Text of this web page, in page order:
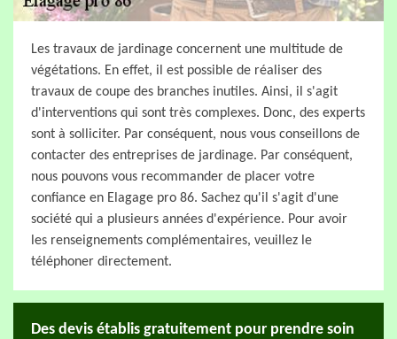
Les travaux de jardinage concernent une multitude de
végétations. En effet, il est possible de réaliser des
travaux de coupe des branches inutiles. Ainsi, il s'agit
d'interventions qui sont très complexes. Donc, des experts
sont à solliciter. Par conséquent, nous vous conseillons de
contacter des entreprises de jardinage. Par conséquent,
nous pouvons vous recommander de placer votre
confiance en Elagage pro 86. Sachez qu'il s'agit d'une
société qui a plusieurs années d'expérience. Pour avoir
les renseignements complémentaires, veuillez le
téléphoner directement.
Des devis établis gratuitement pour prendre soin